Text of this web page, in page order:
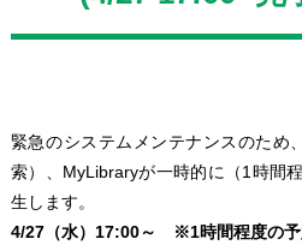
緊急のシステムメンテナンスのため
索）、MyLibraryが一時的に（1時間
生します。
4/27（水）17:00～ ※1時間程度の予